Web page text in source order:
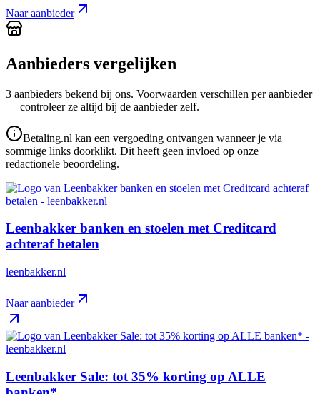
Naar aanbieder
Aanbieders vergelijken
3 aanbieders bekend bij ons. Voorwaarden verschillen per aanbieder
— controleer ze altijd bij de aanbieder zelf.
Betaling.nl kan een vergoeding ontvangen wanneer je via
sommige links doorklikt. Dit heeft geen invloed op onze
redactionele beoordeling.
Leenbakker banken en stoelen met Creditcard
achteraf betalen
leenbakker.nl
Naar aanbieder
Leenbakker Sale: tot 35% korting op ALLE